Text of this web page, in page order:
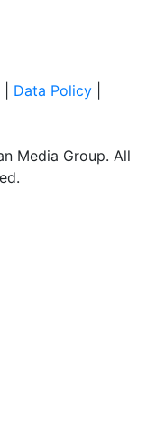
Data Policy
Media Group. All